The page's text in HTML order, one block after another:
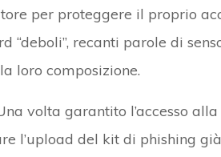
per proteggere il proprio
“deboli”, recanti parole di
loro composizione.
volta garantito l’accesso
l’upload del kit di phishing